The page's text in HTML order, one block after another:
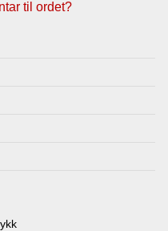
til ordet?